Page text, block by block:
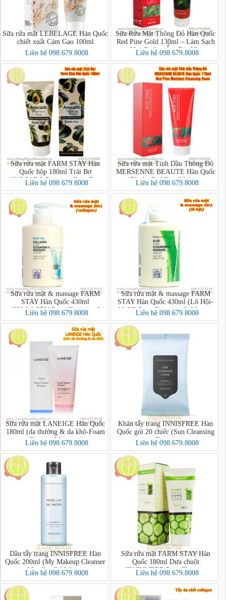
Sữa rửa mặt LEBELAGE Hàn Quốc
chiết xuất Cám Gạo 100ml
Liên hệ 098.679.8008
Sữa Rửa Mặt Thông Đỏ Hàn Quốc
Red Pine Gold 130ml – Làm Sạch
Sâu, Dưỡng Ẩm Dịu Nhẹ
Liên hệ 098.679.8008
Sữa rửa mặt FARM STAY Hàn
Quốc hộp 180ml Trái Bơ
(AVOCADO Premium Pore Deep
Cleansing Foam)
Liên hệ 098.679.8008
Sữa rửa mặt Tinh Dầu Thông Đỏ
MERSENNE BEAUTE Hàn Quốc
170ml - Red Pine Moisture
Cleansing Foam
Liên hệ 098.679.8008
Sữa rửa mặt & massage FARM
STAY Hàn Quốc 430ml
(COLLAGEN Pure Cleansing &
Massage Cream)
Liên hệ 098.679.8008
Sữa rửa mặt & massage FARM
STAY Hàn Quốc 430ml (Lô Hội-
ALOE Pure Cleansing & Massage
Cream)
Liên hệ 098.679.8008
Sữa rửa mặt LANEIGE Hàn Quốc
180ml (da thường & da khô-Foam
Cleanser Moisture)
Liên hệ 098.679.8008
Khăn tẩy trang INNISFREE Hàn
Quốc gói 20 chiếc (Sun Cleansing
Tissue)
Liên hệ 098.679.8008
Dầu tẩy trang INNISFREE Hàn
Quốc 200ml (My Makeup Cleanser
Micellar Oil Water)
Liên hệ 098.679.8008
Sữa rửa mặt FARM STAY Hàn
Quốc 180ml Dưa chuột
(CUCUMBER Pure Cleansing
Foam)
Liên hệ 098.679.8008